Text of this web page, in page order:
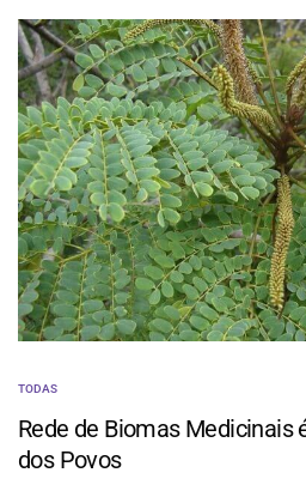
TODAS
Rede de Biomas Medicinais
dos Povos